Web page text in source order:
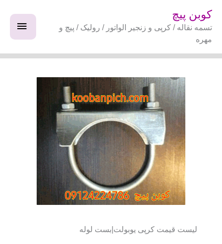
کوبن پیچ
تسمه نقاله / کرپی و زنجیر الواتور / رولیک / پیچ و
مهره
لیست قیمت کرپی یوبولت|بست لوله